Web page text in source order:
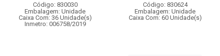
Código: 830030
Embalagem: Unidade
Caixa Com: 36 Unidade(s)
Inmetro: 006758/2019
Código: 830624
Embalagem: Unidade
Caixa Com: 60 Unidade(s)